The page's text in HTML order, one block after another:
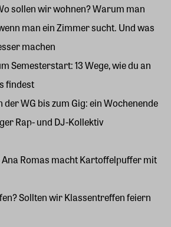
sollen wir wohnen? Warum man
man ein Zimmer sucht. Und was
machen
Semesterstart: 13 Wege, wie du an
findest
der WG bis zum Gig: ein Wochenende
Rap- und DJ-Kollektiv
Ana Romas macht Kartoffelpuffer mit
Sollten wir Klassentreffen feiern